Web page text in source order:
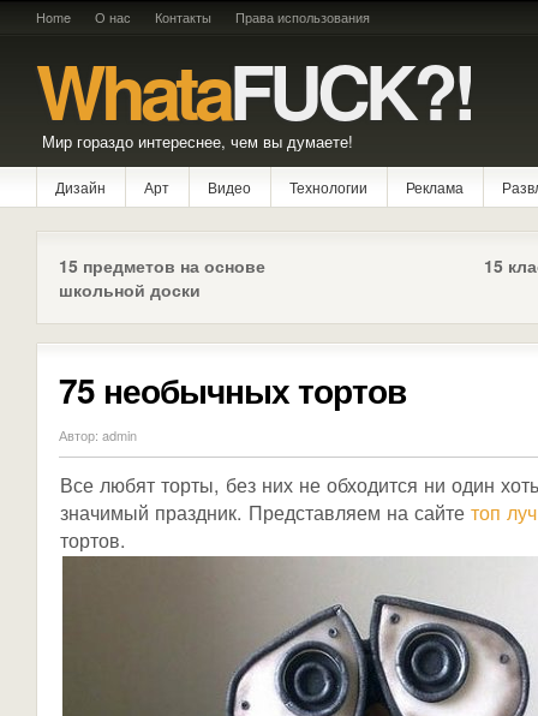
Home О нас Контакты Права использования
WhataFUCK?!
Мир гораздо интереснее, чем вы думаете!
Дизайн Арт Видео Технологии Реклама
15
15 предметов на основе
школьной доски
75 необычных тортов
Автор: admin
Все любят торты, без них не обходится ни один
значимый праздник. Представляем на сайте топ
тортов.